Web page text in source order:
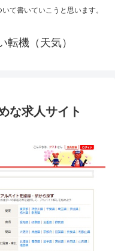
て書いていこうと思います。
転機（天気）
な求人サイト